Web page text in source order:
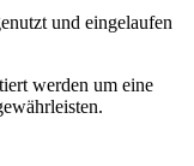
und eingelaufen
werden um eine